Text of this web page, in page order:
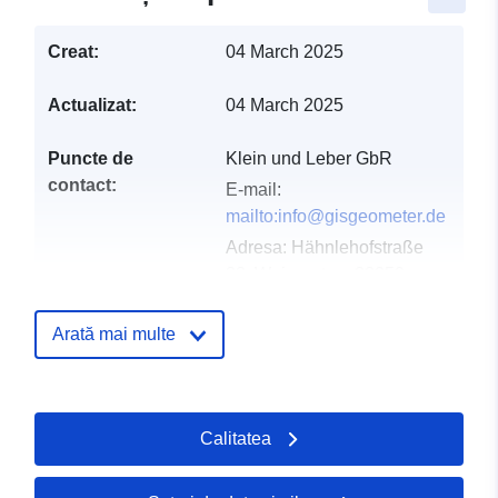
Creat: 04 March 2025
Actualizat: 04 March 2025
Puncte de
contact:
Klein und Leber GbR
E-mail:
mailto:info@gisgeometer.de
Adresa: Hähnlehofstraße
Registru catalog: Adăugat la data.europa.eu: 21
2026
Informații actualizate la data
Arată mai multe
Calitatea